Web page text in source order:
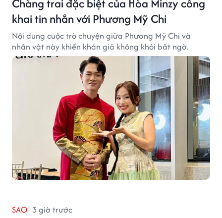
Chàng trai đặc biệt của Hòa Minzy công
khai tin nhắn với Phương Mỹ Chi
Nội dung cuộc trò chuyện giữa Phương Mỹ Chi và
nhân vật này khiến khán giả không khỏi bất ngờ.
SAO 3 giờ trước